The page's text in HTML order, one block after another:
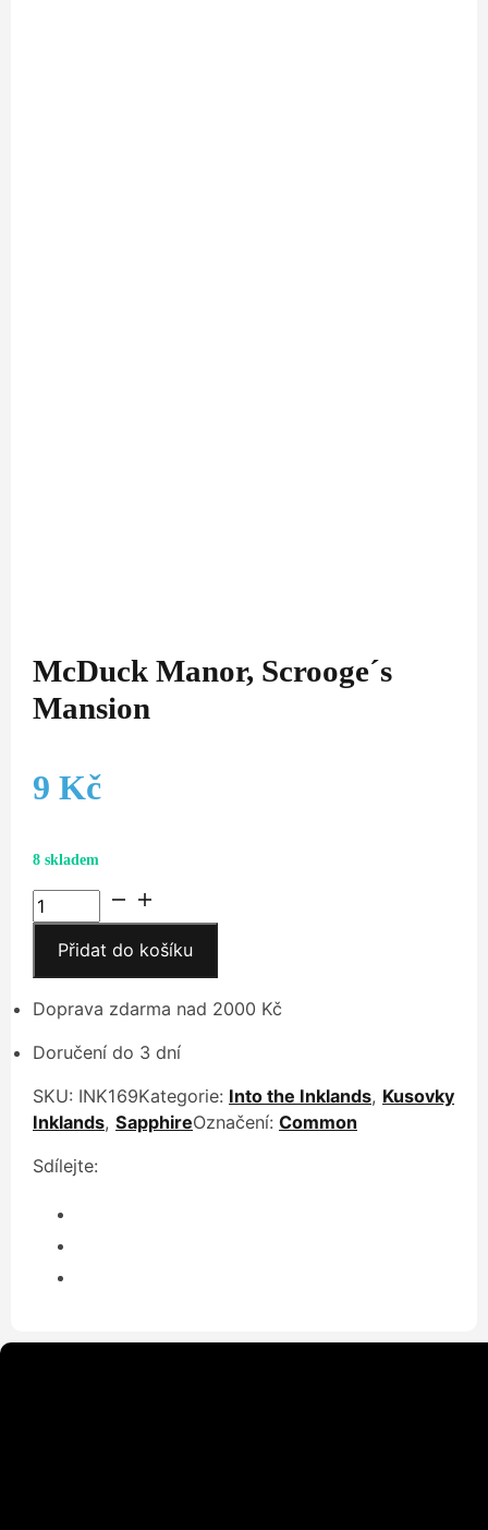
McDuck Manor, Scrooge´s
Mansion
9 Kč
8 skladem
McDuck
Manor,
Scrooge
´s
Mansion
Přidat do košíku
Doprava zdarma nad 2000 Kč
Doručení do 3 dní
SKU: INK169Kategorie: Into the Inklands, Kusovky
Inklands, SapphireOznačení: Common
Sdílejte: